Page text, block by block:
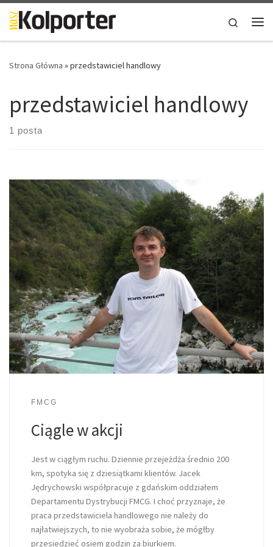
Skip to content
Search
Strona Główna »przedstawiciel handlowy
przedstawiciel handlowy
1 posta
FMCG
Ciągle w akcji
Jest w ciągłym ruchu. Dziennie przejeżdża średnio 200
km, spotyka się z dziesiątkami klientów. Jacek
Jędrychowski współpracuje z gdańskim oddziałem
Departamentu Dystrybucji FMCG. I choć przyznaje, że
praca przedstawiciela handlowego nie należy do
najłatwiejszych, to nie wyobraża sobie, że mógłby
przesiedzieć osiem godzin za biurkiem.